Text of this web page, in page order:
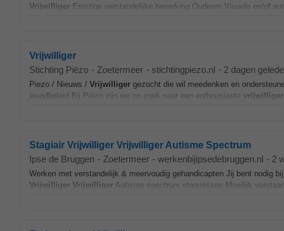
Vrijwilliger Ernstige verstandelijke beperking Ouderen Visuele en/of
Vrijwilliger
Stichting Piëzo - Zoetermeer - stichtingpiezo.nl - 2 dagen
Piezo / Nieuws / Vrijwilliger gezocht die wil meedenken en
jeugdbeleid Bij Piëzo zijn we op zoek naar een enthousiaste vrijwilliger
Stagiair Vrijwilliger Vrijwilliger Autisme Spectrum
Ipse de Bruggen - Zoetermeer - werkenbijipsedebruggen.nl - 2
Werken met verstandelijk & meervoudig gehandicapten Jij bent nodig
Vrijwilliger Vrijwilliger Autisme spectrum stoornissen Moeilijk